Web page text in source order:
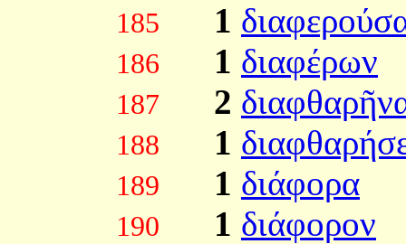
185 1
186 1 διαφέρων
187 2
188 1
189 1 διάφορα
190 1 διάφορον